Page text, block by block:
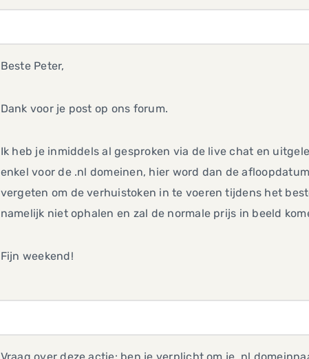
Beste Peter,
Dank voor je post op ons forum.
Ik heb je inmiddels al gesproken via de live chat en
enkel voor de .nl domeinen, hier word dan de
vergeten om de verhuistoken in te voeren tijdens het
namelijk niet ophalen en zal de normale prijs in beeld
Fijn weekend!
Vraag over deze actie: ben je verplicht om je .nl